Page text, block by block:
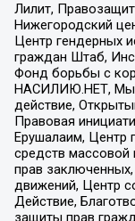
Лилит,
Нижегородский
Центр гендерных
граждан Штаб,
Фонд борьбы с
НАСИЛИЮ.НЕТ, Мы
действие,
Правовая
Ерушалаим, Центр
средств массовой
прав
движений, Центр
Действие,
защиты прав